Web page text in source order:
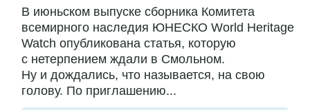
В июньском выпуске сборника Комитета
всемирного наследия ЮНЕСКО World Heritage
Watch опубликована статья, которую
с нетерпением ждали в Смольном.
Ну и дождались, что называется, на свою
голову. По приглашению...